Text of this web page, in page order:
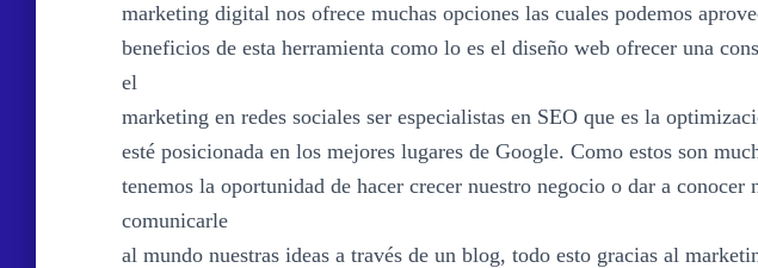
marketing digital nos ofrece muchas opciones las cuales podemos
beneficios de esta herramienta como lo es el diseño web ofrecer una
el
marketing en redes sociales ser especialistas en SEO que es la
esté posicionada en los mejores lugares de Google. Como estos son
tenemos la oportunidad de hacer crecer nuestro negocio o dar a conocer
comunicarle
al mundo nuestras ideas a través de un blog, todo esto gracias al